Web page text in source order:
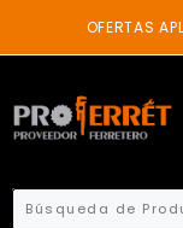
content
OFERTAS